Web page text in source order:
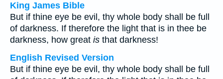
King James Bible
But if thine eye be evil, thy whole body shall be full
of darkness. If therefore the light that is in thee be
darkness, how great is that darkness!
English Revised Version
But if thine eye be evil, thy whole body shall be full